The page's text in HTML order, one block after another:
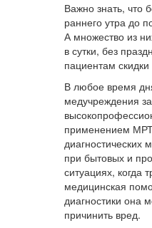
Важно знать, что
раннего утра до
А множество из
в сутки, без
пациентам
В любое время
медучреждения
применением
диагностических
при бытовых и
ситуациях, когда
медицинская
диагностики она
причинить вред.